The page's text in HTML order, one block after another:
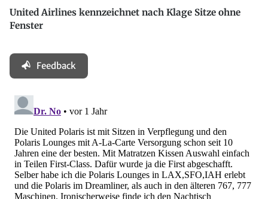
United Airlines kennzeichnet nach Klage Sitze ohne
Fenster
Feedback